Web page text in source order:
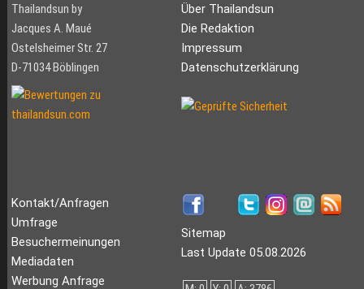
Thailandsun by
Jacques A. Maué
Ostelsheimer Str. 27
D-71034 Böblingen
Über Thailandsun
Die Redaktion
Impressum
Datenschutzerklärung
Kontakt/Anfragen
Umfrage
Besuchermeinungen
Mediadaten
Werbung Anfrage
Sitemap
Last Update 05.08.2026